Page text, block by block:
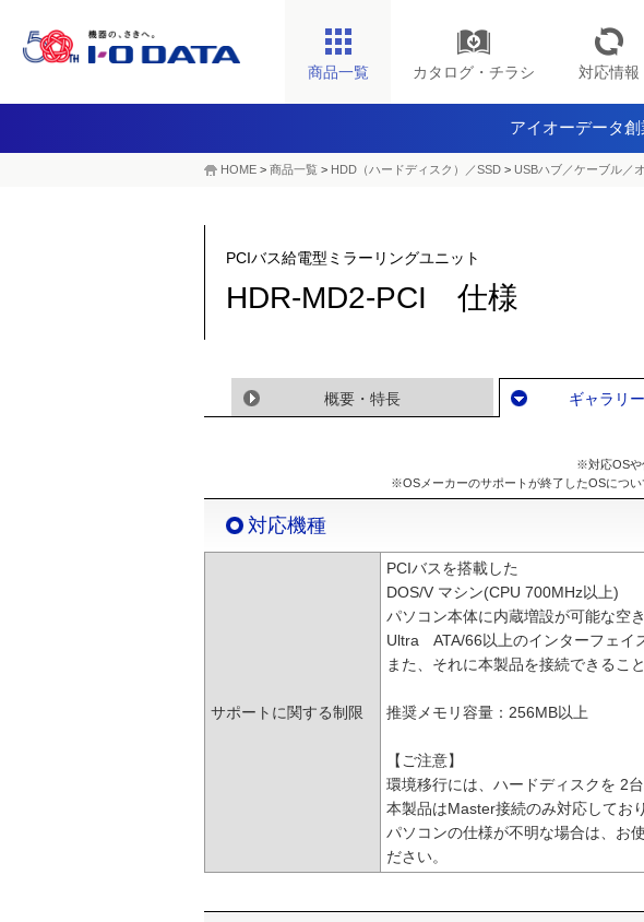
商品一覧 カタログ・チラシ 対応情報
アイオーデータ
HOME > 商品一覧 > HDD（ハードディスク）／SSD > USBハブ／ケーブル／
PCIバス給電型ミラーリングユニット
HDR-MD2-PCI 仕様
概要・特長 ギャラリ
※対応OSや
※OSメーカーのサポートが終了したOSにつ
対応機種
サポートに関する制限
PCIバスを搭載した
DOS/V マシン(CPU 700MHz以上)
パソコン本体に内蔵増設が可能な空
Ultra ATA/66以上のインターフェイ
また、それに本製品を接続できること
推奨メモリ容量：256MB以上
【ご注意】
環境移行には、ハードディスクを 2
本製品はMaster接続のみ対応してお
パソコンの仕様が不明な場合は、お
ださい。